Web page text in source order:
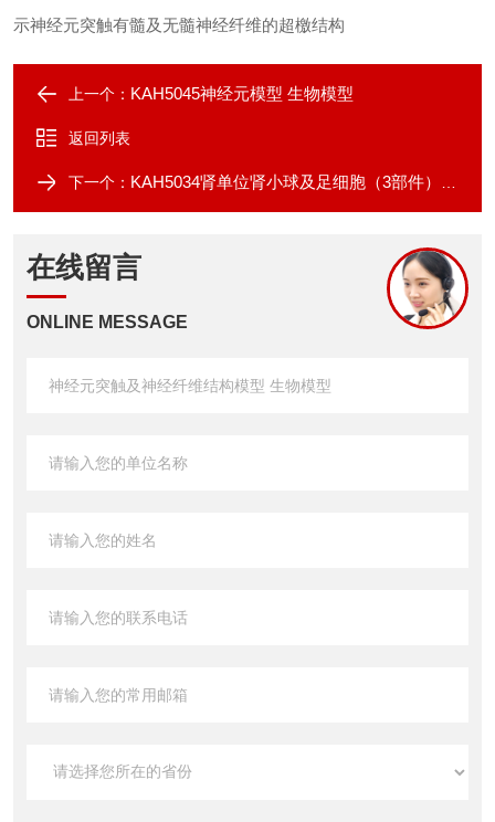
示神经元突触有髓及无髓神经纤维的超檄结构
上一个： KAH5045神经元模型 生物模型
返回列表
下一个： KAH5034肾单位肾小球及足细胞（3部件） 生物模型
在线留言
ONLINE MESSAGE